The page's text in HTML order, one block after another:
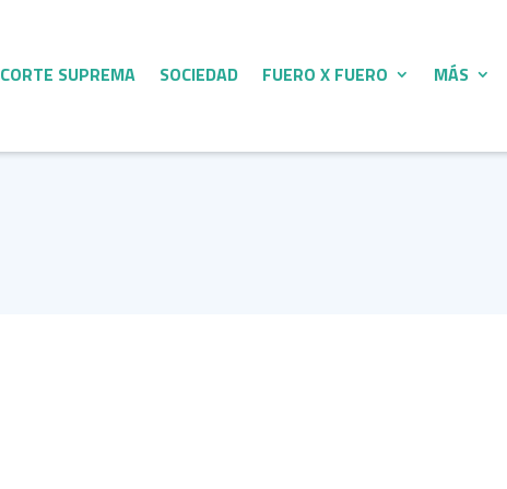
CORTE SUPREMA SOCIEDAD FUERO X FUERO MÁS